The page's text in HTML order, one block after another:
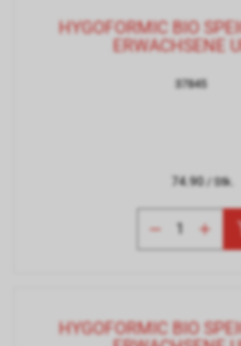
HYGOFORMIC BIO
ERWACHSENE
37845
74.90/ Stk.
HYGOFORMIC BIO